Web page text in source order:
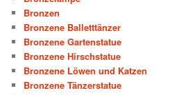
Bronzen
Bronzene Balletttänzer
Bronzene Gartenstatue
Bronzene Hirschstatue
Bronzene Löwen und Katzen
Bronzene Tänzerstatue